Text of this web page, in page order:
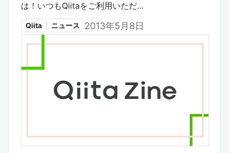
は！いつもQiitaをご利用いただ…
Qiita ニュース 2013年5月8日